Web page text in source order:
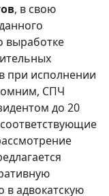
, в свою
выработке
при исполнении
СПЧ
до 20
в адвокатскую